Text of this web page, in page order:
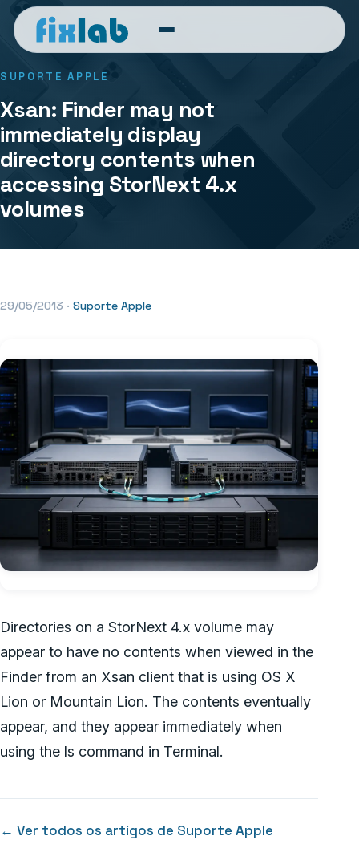
SUPORTE APPLE
Xsan: Finder may not
immediately display
directory contents when
accessing StorNext 4.x
volumes
29/05/2013 · Suporte Apple
Directories on a StorNext 4.x volume may
appear to have no contents when viewed in the
Finder from an Xsan client that is using OS X
Lion or Mountain Lion. The contents eventually
appear, and they appear immediately when
using the ls command in Terminal.
← Ver todos os artigos de Suporte Apple